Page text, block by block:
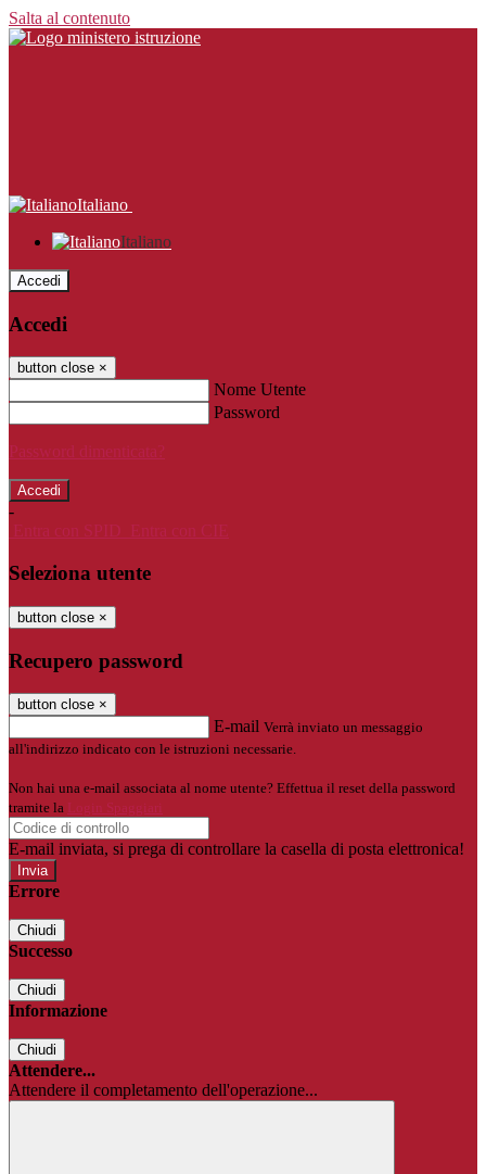
Salta al contenuto
Italiano
Italiano
Accedi
Accedi
button close ×
Nome Utente
Password
Password dimenticata?
-
Entra con SPID
Entra con CIE
Seleziona utente
button close ×
Recupero password
button close ×
E-mail Verrà inviato un messaggio
all'indirizzo indicato con le istruzioni necessarie.
Non hai una e-mail associata al nome utente? Effettua il reset della password
tramite la
Login Spaggiari
E-mail inviata, si prega di controllare la casella di posta elettronica!
Errore
Chiudi
Successo
Chiudi
Informazione
Chiudi
Attendere...
Attendere il completamento dell'operazione...